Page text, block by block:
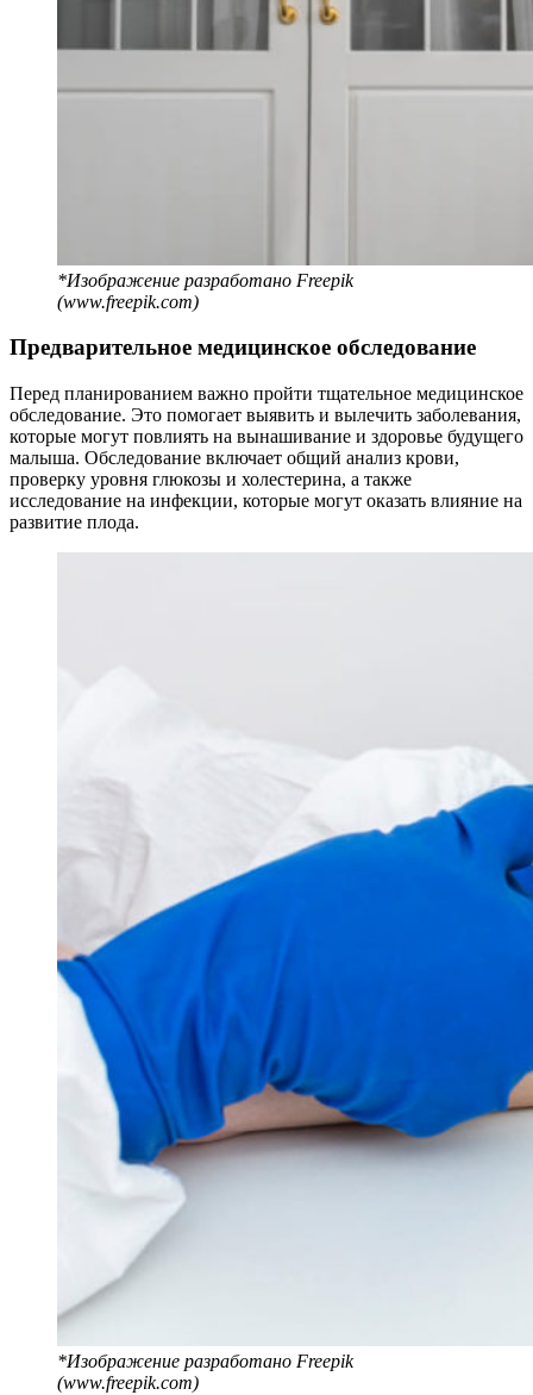
*Изображение разработано Freepik
(www.freepik.com)
Предварительное медицинское обследование
Перед планированием важно пройти тщательное медицинское
обследование. Это помогает выявить и вылечить заболевания,
которые могут повлиять на вынашивание и здоровье будущего
малыша. Обследование включает общий анализ крови,
проверку уровня глюкозы и холестерина, а также
исследование на инфекции, которые могут оказать влияние на
развитие плода.
*Изображение разработано Freepik
(www.freepik.com)